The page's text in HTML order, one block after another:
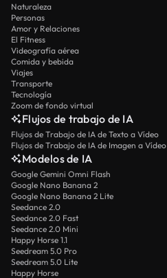
Naturaleza
Personas
Amor y Relaciones
El Fitness
Videografía aérea
Comida y bebida
Viajes
Transporte
Tecnología
Zoom de fondo virtual
Flujos de trabajo de IA
Flujos de Trabajo de IA de Texto a Vídeo
Flujos de Trabajo de IA de Imagen a Vídeo
Modelos de IA
Google Gemini Omni Flash
Google Nano Banana 2
Google Nano Banana 2 Lite
Seedance 2.0
Seedance 2.0 Fast
Seedance 2.0 Mini
Happy Horse 1.1
Seedream 5.0 Pro
Seedream 5.0 Lite
Happy Horse